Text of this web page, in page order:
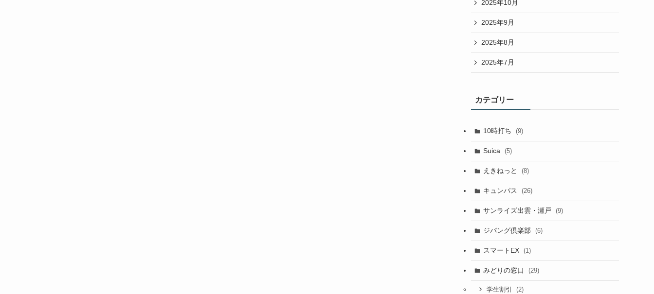
2025年10月
2025年9月
2025年8月
2025年7月
カテゴリー
10時打ち (9)
Suica (5)
えきねっと (8)
キュンパス (26)
サンライズ出雲・瀬戸 (9)
ジパング倶楽部 (6)
スマートEX (1)
みどりの窓口 (29)
学生割引 (2)